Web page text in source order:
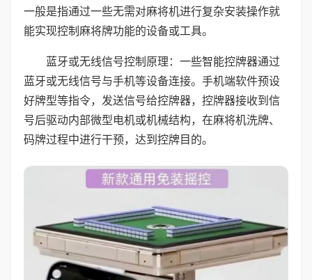
一般是指通过一些无需对麻将机进行复杂安装操作就
能实现控制麻将牌功能的设备或工具。
蓝牙或无线信号控制原理：一些智能控牌器通过
蓝牙或无线信号与手机等设备连接。手机端软件预设
好牌型等指令，发送信号给控牌器，控牌器接收到信
号后驱动内部微型电机或机械结构，在麻将机洗牌、
码牌过程中进行干预，达到控牌目的。